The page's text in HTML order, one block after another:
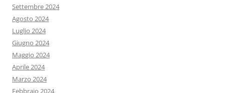
Settembre 2024
Agosto 2024
Luglio 2024
Giugno 2024
Maggio 2024
Aprile 2024
Marzo 2024